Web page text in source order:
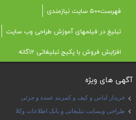
فهرست500 سایت نیازمندی
تبلیغ در فیلمهای آموزش طراحی وب سایت
افزایش فروش با پکیج تبلیغاتی 12گانه
آگهی های ویژه
خریدار لباس و کیف و کمربند عمده و جزئی
طراحی وبسایت تبلیغاتی و بانک اطلاعات وکلا